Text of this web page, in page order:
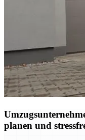
planen und